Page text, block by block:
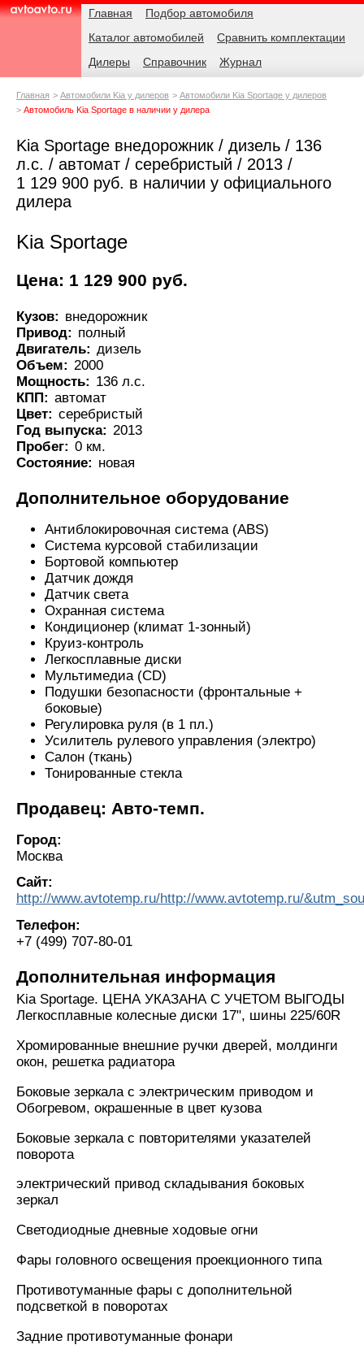
AvtoAvto.ru
Навигация Главная
Подбор автомобиля
Каталог автомобилей
Сравнить комплектации
Дилеры
Справочник Журнал
Родительские
Главная Автомобили Kia у дилеров
Автомобили Kia Sportage у дилеров
Автомобиль Kia Sportage в наличии у дилера
Kia Sportage внедорожник / дизель / 136
л.с. / автомат / серебристый / 2013 /
1 129 900 руб. в наличии у официального
дилера
Kia Sportage
Цена: 1 129 900 руб.
Кузов: внедорожник
Привод: полный
Двигатель: дизель
Объем: 2000
Мощность: 136 л.с.
КПП: автомат
Цвет: серебристый
Год выпуска: 2013
Пробег: 0 км.
Состояние: новая
Дополнительное оборудование
Антиблокировочная система (ABS)
Система курсовой стабилизации
Бортовой компьютер
Датчик дождя
Датчик света
Охранная система
Кондиционер (климат 1-зонный)
Круиз-контроль
Легкосплавные диски
Мультимедиа (CD)
Подушки безопасности (фронтальные +
боковые)
Регулировка руля (в 1 пл.)
Усилитель рулевого управления (электро)
Салон (ткань)
Тонированные стекла
Продавец: Авто-темп.
Город:
Москва
Сайт:
http://www.avtotemp.ru/http://www.avtotemp.ru/
Телефон:
+7 (499) 707-80-01
Дополнительная информация
Kia Sportage. ЦЕНА УКАЗАНА С УЧЕТОМ ВЫГОДЫ
Легкосплавные колесные диски 17", шины 225/60R
Хромированные внешние ручки дверей, молдинги
окон, решетка радиатора
Боковые зеркала с электрическим приводом и
Обогревом, окрашенные в цвет кузова
Боковые зеркала с повторителями указателей
поворота
электрический привод складывания боковых
зеркал
Светодиодные дневные ходовые огни
Фары головного освещения проекционного типа
Противотуманные фары с дополнительной
подсветкой в поворотах
Задние противотуманные фонари